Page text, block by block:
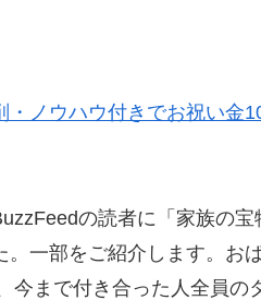
ノウハウ付きでお祝い金
の読者に「家族の宝
一部をご紹介します。お
まで付き合った人全員の